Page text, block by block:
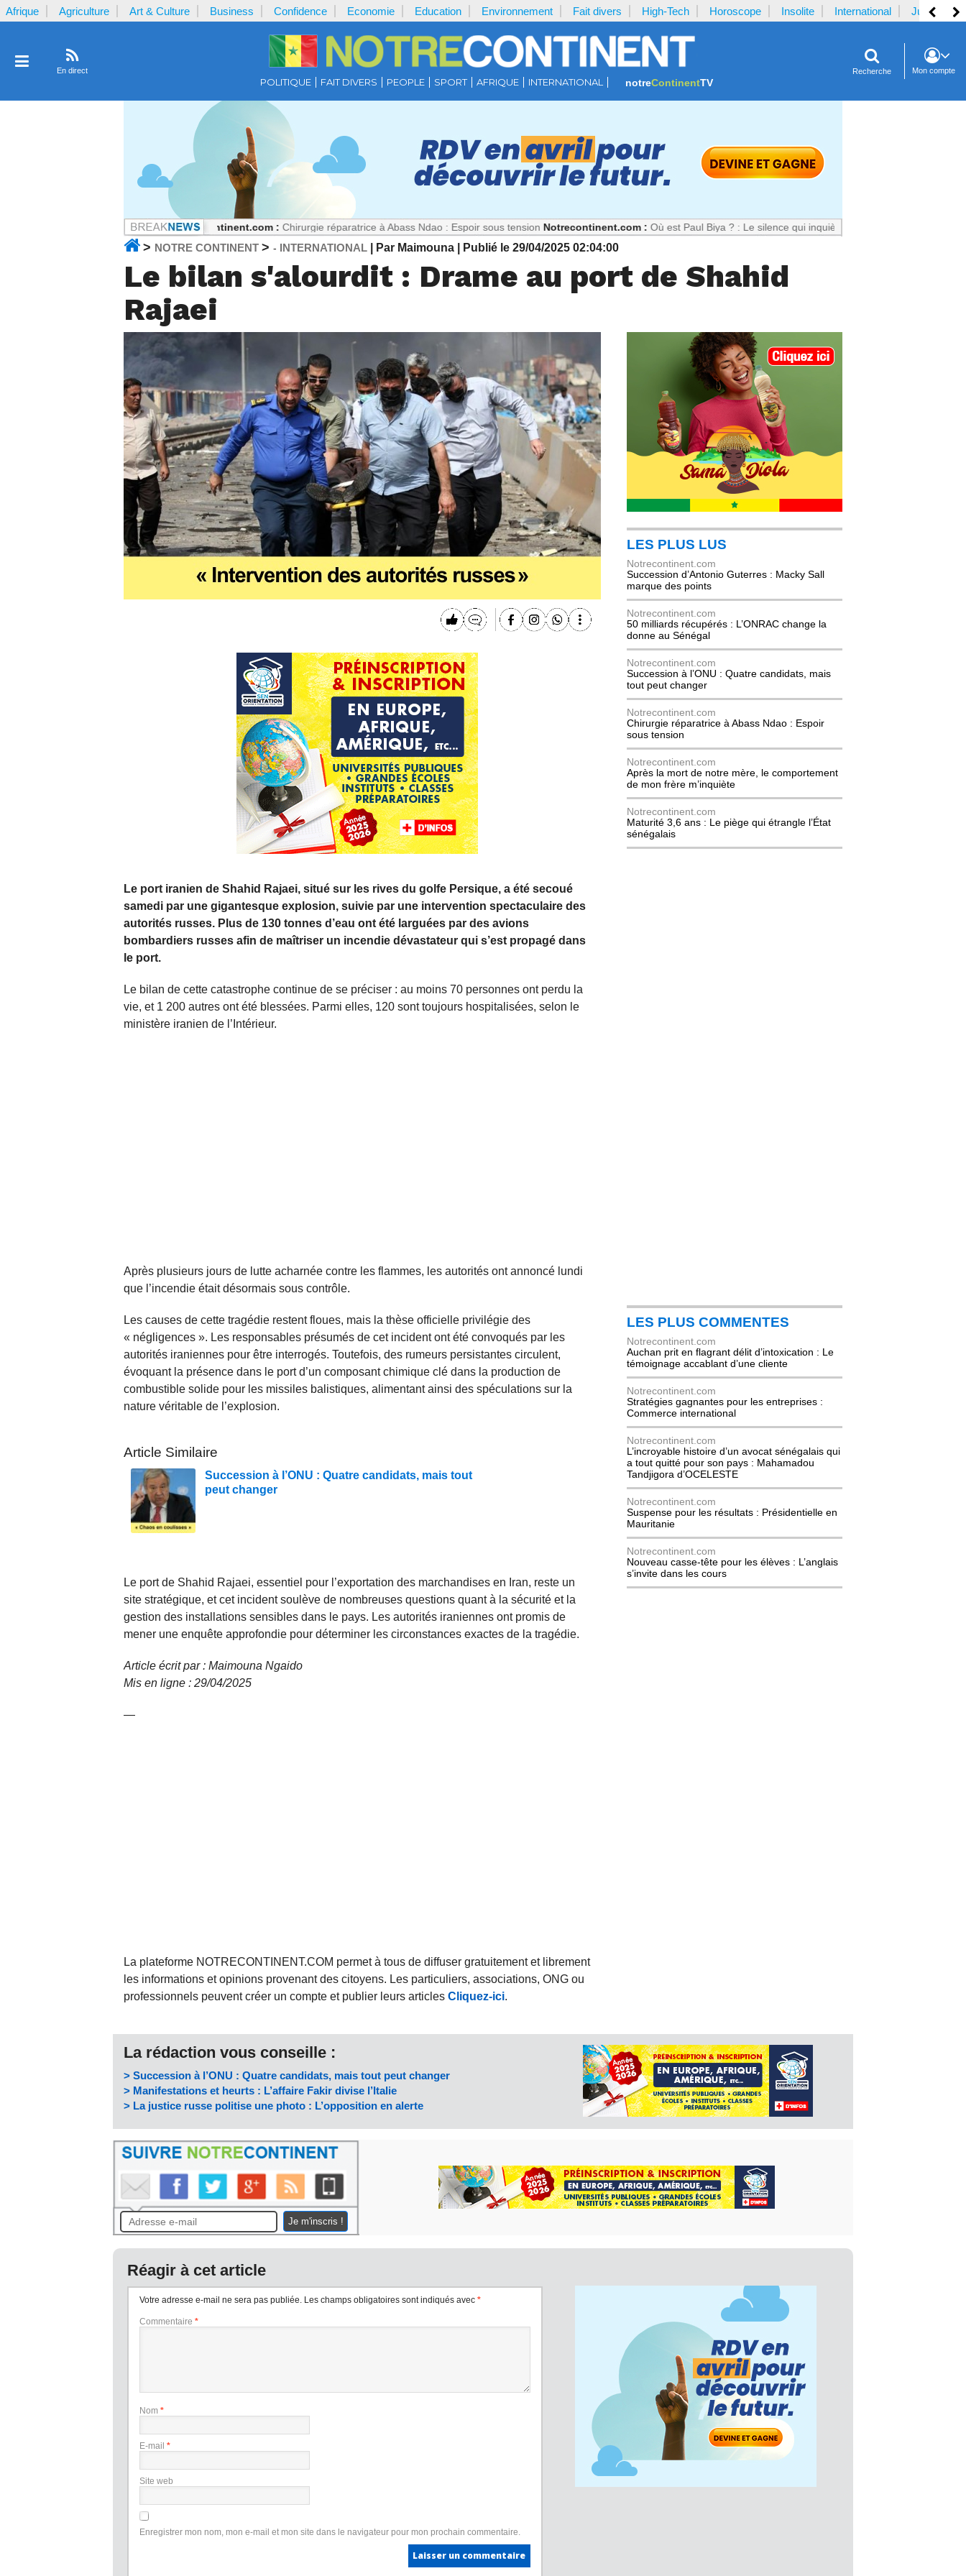
Afrique Agriculture Art & Culture Business Confidence Economie Education Environnement Fait divers High-Tech Horoscope Insolite International Justice
En direct
POLITIQUE FAIT DIVERS PEOPLE SPORT AFRIQUE INTERNATIONAL notreContinentTV
Recherche Mon compte
Notrecontinent.com : Chirurgie réparatrice à Abass Ndao : Espoir sous tension Notrecontinent.com : Où est Paul Biya ? : Le silence qui inquiète le Cameroun
> NOTRE CONTINENT > - INTERNATIONAL | Par Maimouna | Publié le 29/04/2025 02:04:00
Le bilan s'alourdit : Drame au port de Shahid
Rajaei
Le port iranien de Shahid Rajaei, situé sur les rives du golfe Persique, a été secoué
samedi par une gigantesque explosion, suivie par une intervention spectaculaire des
autorités russes. Plus de 130 tonnes d’eau ont été larguées par des avions
bombardiers russes afin de maîtriser un incendie dévastateur qui s’est propagé dans
le port.
Le bilan de cette catastrophe continue de se préciser : au moins 70 personnes ont perdu la
vie, et 1 200 autres ont été blessées. Parmi elles, 120 sont toujours hospitalisées, selon le
ministère iranien de l’Intérieur.
Après plusieurs jours de lutte acharnée contre les flammes, les autorités ont annoncé lundi
que l’incendie était désormais sous contrôle.
Les causes de cette tragédie restent floues, mais la thèse officielle privilégie des
« négligences ». Les responsables présumés de cet incident ont été convoqués par les
autorités iraniennes pour être interrogés. Toutefois, des rumeurs persistantes circulent,
évoquant la présence dans le port d’un composant chimique clé dans la production de
combustible solide pour les missiles balistiques, alimentant ainsi des spéculations sur la
nature véritable de l’explosion.
Article Similaire
Succession à l’ONU : Quatre candidats, mais tout
peut changer
Le port de Shahid Rajaei, essentiel pour l’exportation des marchandises en Iran, reste un
site stratégique, et cet incident soulève de nombreuses questions quant à la sécurité et la
gestion des installations sensibles dans le pays. Les autorités iraniennes ont promis de
mener une enquête approfondie pour déterminer les circonstances exactes de la tragédie.
Article écrit par : Maimouna Ngaido
Mis en ligne : 29/04/2025
—
La plateforme NOTRECONTINENT.COM permet à tous de diffuser gratuitement et librement
les informations et opinions provenant des citoyens. Les particuliers, associations, ONG ou
professionnels peuvent créer un compte et publier leurs articles Cliquez-ici.
LES PLUS LUS
Notrecontinent.com
Succession d’Antonio Guterres : Macky Sall
marque des points
Notrecontinent.com
50 milliards récupérés : L’ONRAC change la
donne au Sénégal
Notrecontinent.com
Succession à l’ONU : Quatre candidats, mais
tout peut changer
Notrecontinent.com
Chirurgie réparatrice à Abass Ndao : Espoir
sous tension
Notrecontinent.com
Après la mort de notre mère, le comportement
de mon frère m’inquiète
Notrecontinent.com
Maturité 3,6 ans : Le piège qui étrangle l’État
sénégalais
LES PLUS COMMENTES
Notrecontinent.com
Auchan prit en flagrant délit d’intoxication : Le
témoignage accablant d’une cliente
Notrecontinent.com
Stratégies gagnantes pour les entreprises :
Commerce international
Notrecontinent.com
L’incroyable histoire d’un avocat sénégalais qui
a tout quitté pour son pays : Mahamadou
Tandjigora d’OCELESTE
Notrecontinent.com
Suspense pour les résultats : Présidentielle en
Mauritanie
Notrecontinent.com
Nouveau casse-tête pour les élèves : L’anglais
s’invite dans les cours
La rédaction vous conseille :
> Succession à l’ONU : Quatre candidats, mais tout peut changer
> Manifestations et heurts : L’affaire Fakir divise l’Italie
> La justice russe politise une photo : L’opposition en alerte
Je m'inscris !
Réagir à cet article
Votre adresse e-mail ne sera pas publiée. Les champs obligatoires sont indiqués avec *
Commentaire *
Nom *
E-mail *
Site web
Enregistrer mon nom, mon e-mail et mon site dans le navigateur pour mon prochain commentaire.